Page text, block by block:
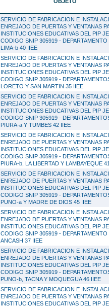
SERVICIO DE FABRICACION E
ENREJADO DE PUERTAS Y VENTANAS
INSTITUCIONES EDUCATIVAS DEL PIP
CODIGO SNIP 305919 - DEPARTAMENTO
LIMA-b 40 IIEE
SERVICIO DE FABRICACION E
ENREJADO DE PUERTAS Y VENTANAS
INSTITUCIONES EDUCATIVAS DEL PIP
CODIGO SNIP 305919 -
LORETO Y SAN MARTIN 35 IIEE
SERVICIO DE FABRICACION E
ENREJADO DE PUERTAS Y VENTANAS
INSTITUCIONES EDUCATIVAS DEL PIP
CODIGO SNIP 305919 -
PIURA-a Y TUMBES 42 IIEE
SERVICIO DE FABRICACION E
ENREJADO DE PUERTAS Y VENTANAS
INSTITUCIONES EDUCATIVAS DEL PIP
CODIGO SNIP 305919 -
PIURA-b, LA LIBERTAD Y LAMBAYEQUE
SERVICIO DE FABRICACION E
ENREJADO DE PUERTAS Y VENTANAS
INSTITUCIONES EDUCATIVAS DEL PIP
CODIGO SNIP 305919 -
PUNO-a Y MADRE DE DIOS 45 IIEE
SERVICIO DE FABRICACION E
ENREJADO DE PUERTAS Y VENTANAS
INSTITUCIONES EDUCATIVAS DEL PIP
CODIGO SNIP 305919 - DEPARTAMENTO
ANCASH 37 IIEE
SERVICIO DE FABRICACION E
ENREJADO DE PUERTAS Y VENTANAS
INSTITUCIONES EDUCATIVAS DEL PIP
CODIGO SNIP 305919 -
PUNO-b, TACNA Y MOQUEGUA 46 IIEE
SERVICIO DE FABRICACION E
ENREJADO DE PUERTAS Y VENTANAS
INSTITUCIONES EDUCATIVAS DEL PIP